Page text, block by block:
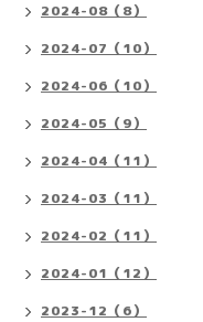
2024-08（8）
2024-07（10）
2024-06（10）
2024-05（9）
2024-04（11）
2024-03（11）
2024-02（11）
2024-01（12）
2023-12（6）